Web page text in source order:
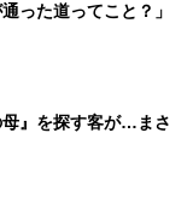
った道ってこと？」
母』を探す客が…まさ